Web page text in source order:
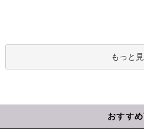
もっと
おすす